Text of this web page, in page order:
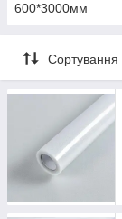
600*3000мм
Сортування